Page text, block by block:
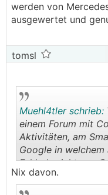
werden von
ausgewertet und
tomsl
Muehl4tler schrieb:
einem Forum mit
Aktivitäten, am
Google in
Fehlerberichte an
dürfen mit der
welche deine
Nix davon.